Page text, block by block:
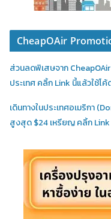
CheapOAir
ส่วนลดพิเสษจาก
ประเทศ คลิ้ก Link นี้แล้วใช้โค้
เดินทางในประเทศอเมริกา
สูงสุด $24 เหรียญ คลิ้ก Link